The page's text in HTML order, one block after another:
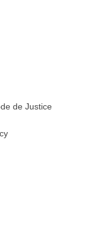
de Justice